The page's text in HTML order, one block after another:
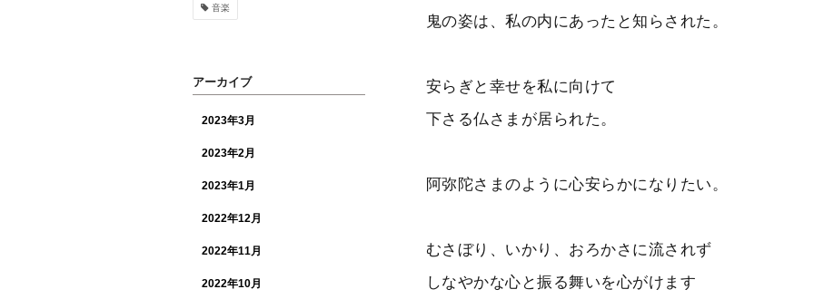
鬼の姿は、私の内にあったと知らされた。
安らぎと幸せを私に向けて
下さる仏さまが居られた。
阿弥陀さまのように心安らかになりたい。
むさぼり、いかり、おろかさに流されず
しなやかな心と振る舞いを心がけます
音楽
アーカイブ
2023年3月
2023年2月
2023年1月
2022年12月
2022年11月
2022年10月